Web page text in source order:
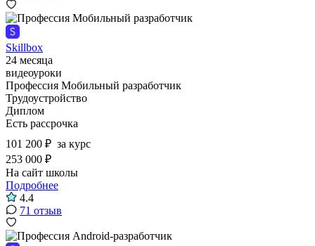
Skillbox
24 месяца
видеоуроки
Профессия Мобильный разработчик
Трудоустройство
Диплом
Есть рассрочка
101 200 ₽ за курс
253 000 ₽
На сайт школы
Подробнее
4.4
71 отзыв